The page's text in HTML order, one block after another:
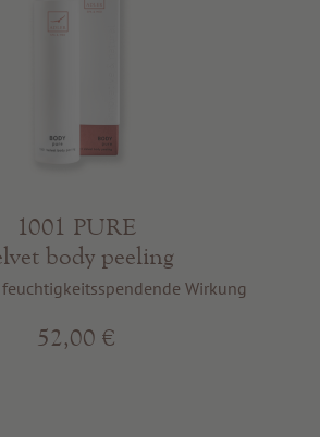
1001 PURE
body peeling
Wirkung
52,00 €